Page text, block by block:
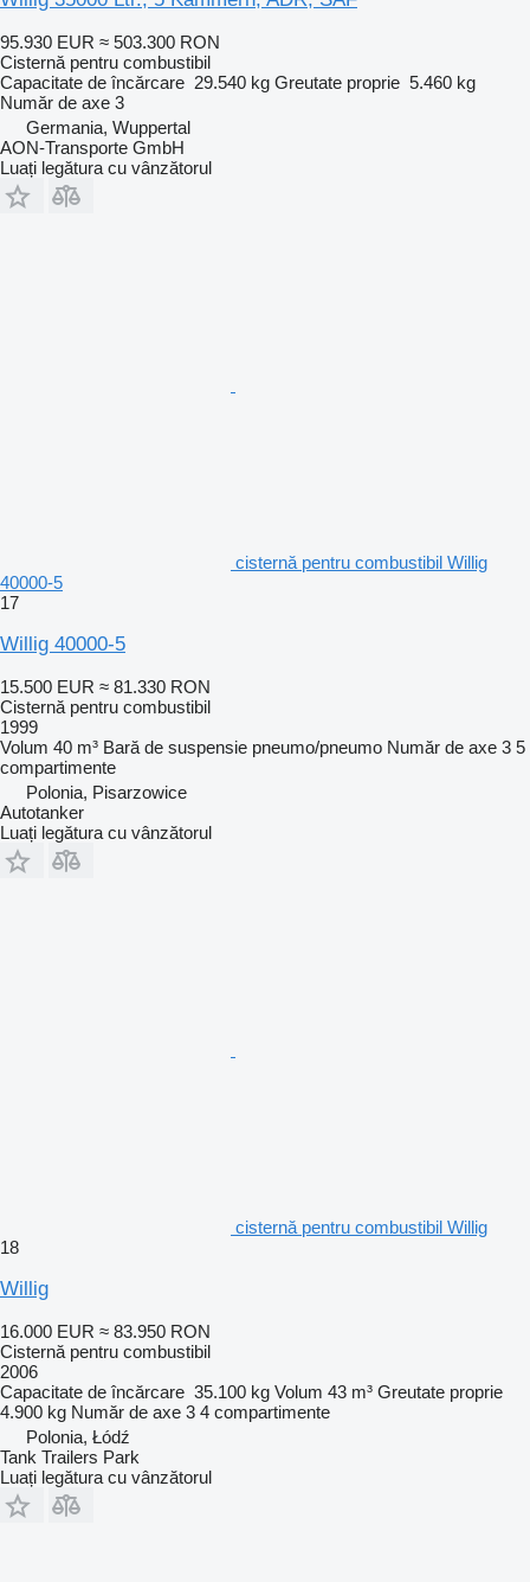
95.930 EUR ≈ 503.300 RON
Cisternă pentru combustibil
Capacitate de încărcare 29.540 kg Greutate proprie 5.460 kg
Număr de axe 3
Germania, Wuppertal
AON-Transporte GmbH
Luați legătura cu vânzătorul
cisternă pentru combustibil Willig
40000-5
17
Willig 40000-5
15.500 EUR ≈ 81.330 RON
Cisternă pentru combustibil
1999
Volum 40 m³ Bară de suspensie pneumo/pneumo Număr de axe 3 5
compartimente
Polonia, Pisarzowice
Autotanker
Luați legătura cu vânzătorul
cisternă pentru combustibil Willig
18
Willig
16.000 EUR ≈ 83.950 RON
Cisternă pentru combustibil
2006
Capacitate de încărcare 35.100 kg Volum 43 m³ Greutate proprie
4.900 kg Număr de axe 3 4 compartimente
Polonia, Łódź
Tank Trailers Park
Luați legătura cu vânzătorul